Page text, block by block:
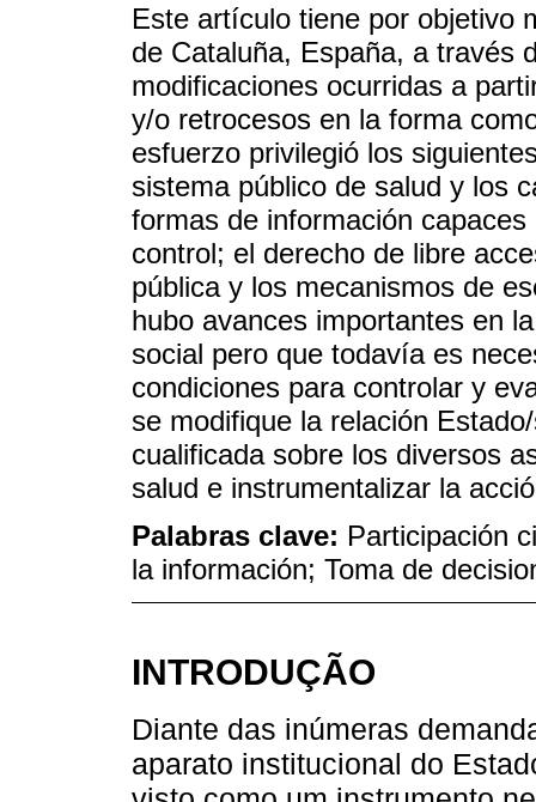
Este artículo tiene por objetivo
de Cataluña, España, a través
modificaciones ocurridas a
y/o retrocesos en la forma
esfuerzo privilegió los
sistema público de salud y los
formas de información
control; el derecho de libre
pública y los mecanismos de
hubo avances importantes en
social pero que todavía es
condiciones para controlar y
se modifique la relación
cualificada sobre los diversos
salud e instrumentalizar la
Palabras clave: Participación
la información; Toma de
INTRODUÇÃO
Diante das inúmeras
aparato institucional do